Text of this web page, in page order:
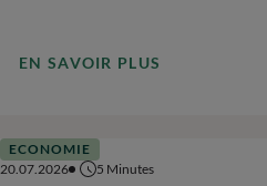
EN SAVOIR PLUS
ECONOMIE
20.07.2026
5 Minutes